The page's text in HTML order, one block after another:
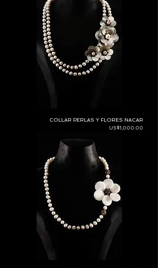
COLLAR PERLAS Y FLORES NACAR
Price
US$1,000.00